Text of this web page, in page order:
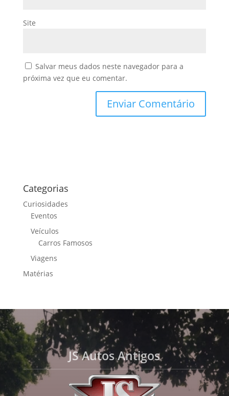
Site
Salvar meus dados neste navegador para a
próxima vez que eu comentar.
Categorias
Curiosidades
Eventos
Veículos
Carros Famosos
Viagens
Matérias
JS Autos Antigos